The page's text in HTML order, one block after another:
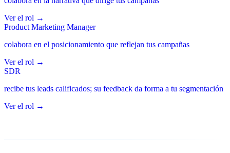
Ver el rol →
Product Marketing Manager
colabora en el posicionamiento que reflejan tus campañas
Ver el rol →
SDR
recibe tus leads calificados; su feedback da forma a tu segmentación
Ver el rol →